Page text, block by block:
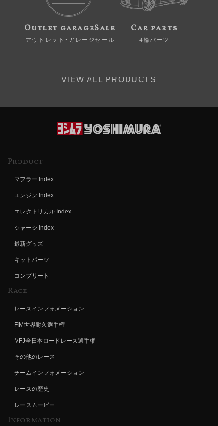
Outlet garageSale
アウトレット・ガレージセール
Car parts
4輪パーツ
VIEW ALL PRODUCTS
Product
マフラー Index
エンジン Index
エレクトリカル Index
シャーシ Index
最新グッズ
キットパーツ
コンプリート
Race
レースインフォメーション
FIM世界耐久選手権
MFJ全日本ロードレース選手権
その他のレース
チームインフォメーション
レースの歴史
レースムービー
Information